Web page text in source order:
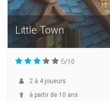
Little Town
6/10
2 à 4 joueurs
à partir de 10 ans